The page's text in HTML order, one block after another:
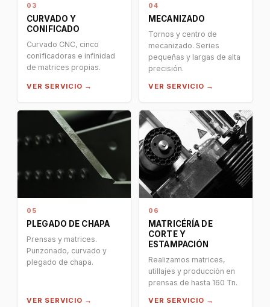
03
CURVADO Y
CONIFICADO
Curvado CNC, cinco
conificadoras e infinidad
de matrices propias.
VER SERVICIO →
04
MECANIZADO
Tornos y centro de
mecanizado. Series
pequeñas y largas de alta
precisión.
VER SERVICIO →
05
PLEGADO DE CHAPA
Prensas y matrices.
Punzonado, curvado y
plegado de chapa.
VER SERVICIO →
06
MATRICÉRÍA DE
CORTE Y
ESTAMPACIÓN
Realizamos matrices,
utillajes y producción en
prensas de hasta 160 Tn.
VER SERVICIO →